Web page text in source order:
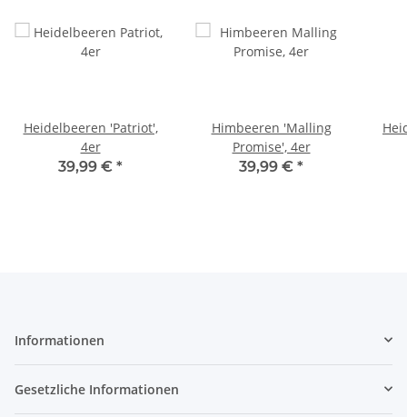
Heidelbeeren 'Patriot',
4er
39,99 € *
Himbeeren 'Malling
Promise', 4er
39,99 € *
Informationen
Gesetzliche Informationen